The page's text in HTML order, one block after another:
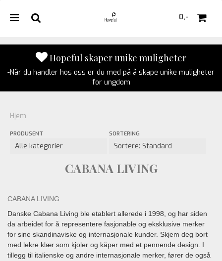
0,-
Hopeful skaper unike muligheter
-Når du handler hos oss er du med på å skape unike muligheter
for ungdom
Hjem
PRODUSENT SORTERING
CABANA LIVING
CABANA LIVING
Danske Cabana Living ble etablert allerede i 1998, og har siden
da arbeidet for å representere fasjonable og eksklusive merker
for sine skandinaviske og internasjonale kunder. Skjem deg bort
med lekre klær som kjoler og kåper med et pennende design. I
tillegg til italienske og andre internasjonale merker, fører de også